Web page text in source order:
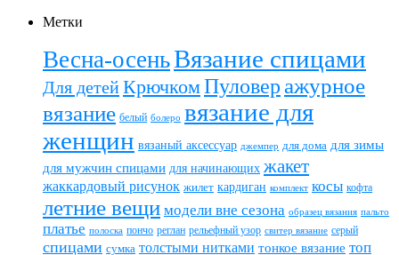
Метки
Весна-осеньВязание спицами
Для детейКрючкомПуловер ажурное
вязание белый болеро вязание для
женщин вязаный аксессуар джемпер для дома для зимы
для мужчин спицами для начинающих жакет
жаккардовый рисунок жилет кардиган комплект косы кофта
летние вещи модели вне сезона образец вязания пальто
платье полоска пончо реглан рельефный узор свитер вязание серый
спицами сумка толстыми нитками тонкое вязание топ